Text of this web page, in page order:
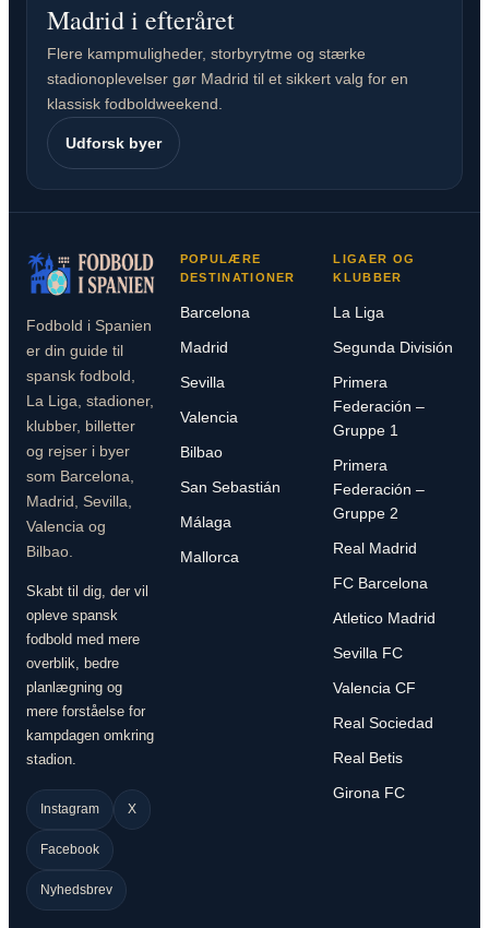
Madrid i efteråret
Flere kampmuligheder, storbyrytme og stærke
stadionoplevelser gør Madrid til et sikkert valg for en
klassisk fodboldweekend.
Udforsk byer
Fodbold i Spanien
er din guide til
spansk fodbold,
La Liga, stadioner,
klubber, billetter
og rejser i byer
som Barcelona,
Madrid, Sevilla,
Valencia og
Bilbao.
Skabt til dig, der vil
opleve spansk
fodbold med mere
overblik, bedre
planlægning og
mere forståelse for
kampdagen omkring
stadion.
Instagram X
Facebook
Nyhedsbrev
POPULÆRE
DESTINATIONER
Barcelona
Madrid
Sevilla
Valencia
Bilbao
San Sebastián
Málaga
Mallorca
LIGAER OG
KLUBBER
La Liga
Segunda División
Primera
Federación –
Gruppe 1
Primera
Federación –
Gruppe 2
Real Madrid
FC Barcelona
Atletico Madrid
Sevilla FC
Valencia CF
Real Sociedad
Real Betis
Girona FC